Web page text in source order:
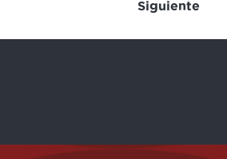
Siguiente